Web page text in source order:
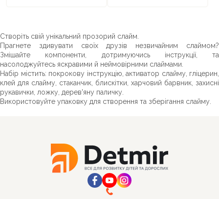
Створіть свій унікальний прозорий слайм.
Прагнете здивувати своїх друзів незвичайним слаймом?
Змішайте компоненти, дотримуючись інструкції, та
насолоджуйтесь яскравими й неймовірними слаймами.
Набір містить: покрокову інструкцію, активатор слайму, гліцерин,
клей для слайму, стаканчик, блискітки, харчовий барвник, захисні
рукавички, ложку, дерев'яну паличку.
Використовуйте упаковку для створення та зберігання слайму.